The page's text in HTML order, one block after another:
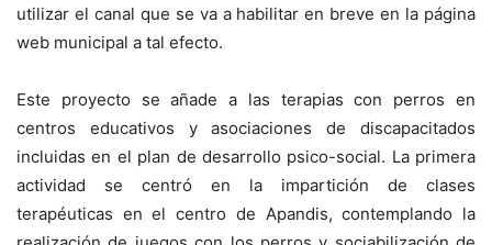
utilizar el canal que se va a habilitar en breve en la página
web municipal a tal efecto.
Este proyecto se añade a las terapias con perros en
centros educativos y asociaciones de discapacitados
incluidas en el plan de desarrollo psico-social. La primera
actividad se centró en la impartición de clases
terapéuticas en el centro de Apandis, contemplando la